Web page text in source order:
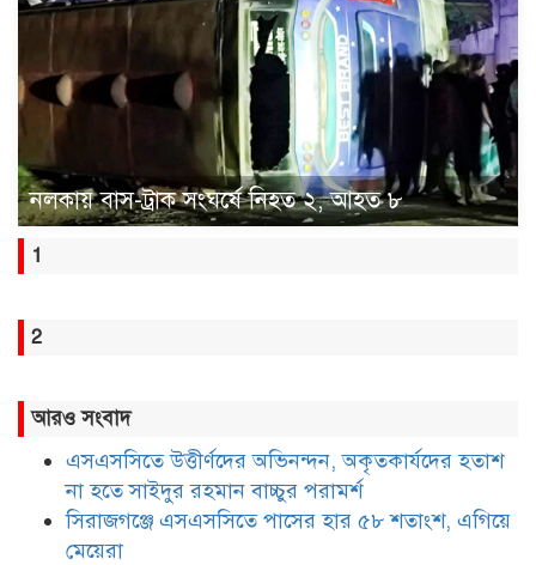
নলকায় বাস-ট্রাক সংঘর্ষে নিহত ২, আহত ৮
1
2
আরও সংবাদ
এসএসসিতে উত্তীর্ণদের অভিনন্দন, অকৃতকার্যদের হতাশ
না হতে সাইদুর রহমান বাচ্চুর পরামর্শ
সিরাজগঞ্জে এসএসসিতে পাসের হার ৫৮ শতাংশ, এগিয়ে
মেয়েরা